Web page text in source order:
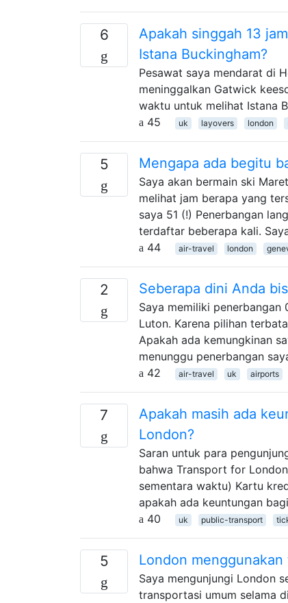
6
Apakah singgah 13
Istana Buckingham?
Pesawat saya mendarat di
meninggalkan Gatwick
waktu untuk melihat Istana
45
uk layovers london
5 Mengapa ada begitu
Saya akan bermain ski
melihat jam berapa yang
saya 51 (!) Penerbangan
terdaftar beberapa kali.
44
air-travel london
2 Seberapa dini Anda
Saya memiliki
Luton. Karena pilihan
Apakah ada kemungkinan
menunggu penerbangan
42
air-travel uk airports
7
Apakah masih ada
London?
Saran untuk para
bahwa Transport for
sementara waktu) Kartu
apakah ada keuntungan
40
uk public-transport
5 London
Saya mengunjungi London
transportasi umum selama